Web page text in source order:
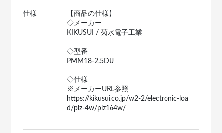
仕様
【商品の仕様】
◇メーカー
KIKUSUI / 菊水電子工業
◇型番
PMM18-2.5DU
◇仕様
※メーカーURL参照
https://kikusui.co.jp/w2-2/electronic-loa
d/plz-4w/plz164w/